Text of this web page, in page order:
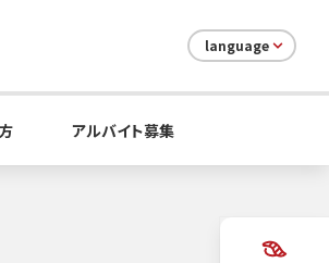
language
アルバイト募集